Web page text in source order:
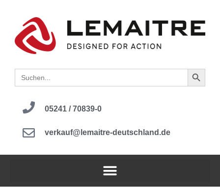
Search
for:
Search
05241 / 70839-0
verkauf@lemaitre-deutschland.de